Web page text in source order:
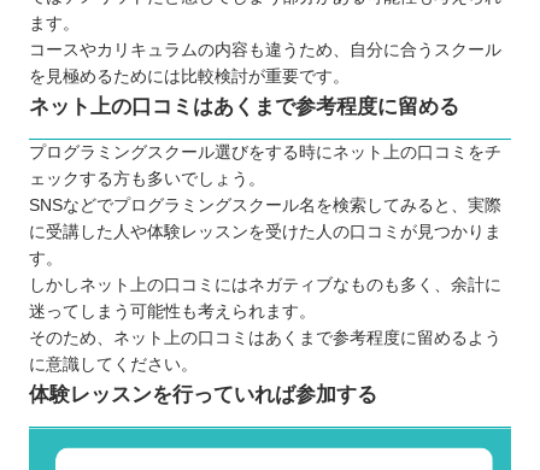
ます。
コースやカリキュラムの内容も違うため、自分に合うスクール
を見極めるためには比較検討が重要です。
ネット上の口コミはあくまで参考程度に留める
プログラミングスクール選びをする時にネット上の口コミをチ
ェックする方も多いでしょう。
SNSなどでプログラミングスクール名を検索してみると、実際
に受講した人や体験レッスンを受けた人の口コミが見つかりま
す。
しかしネット上の口コミにはネガティブなものも多く、余計に
迷ってしまう可能性も考えられます。
そのため、ネット上の口コミはあくまで参考程度に留めるよう
に意識してください。
体験レッスンを行っていれば参加する